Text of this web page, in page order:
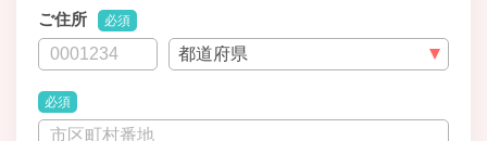
ご住所 必須
必須